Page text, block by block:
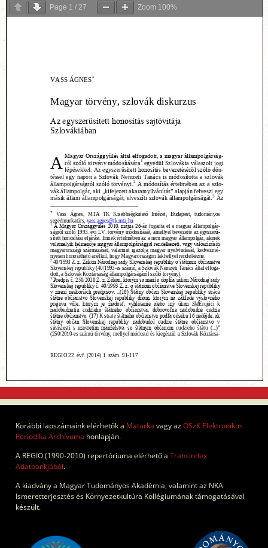
Page 1 / 27 Zoom 100%
Korábbi lapszámaink elérhetők a Matarka vagy azOSzK Elektronikus
Periodika Archívuma honlapján.
A REGIO (1990-2010) repertóriuma elérhető a Transindex
Adatbankjából.
A kiadvány a Magyar Tudományos Akadémia, valamint az NKA
Ismeretterjesztés és Környezetkultúra Kollégiumának támogatásával
készült.